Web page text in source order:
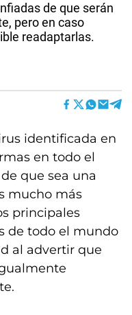
de que serán
pero en caso
readaptarlas.
identificada en
en todo el
que sea una
mucho más
principales
de todo el mundo
al advertir que